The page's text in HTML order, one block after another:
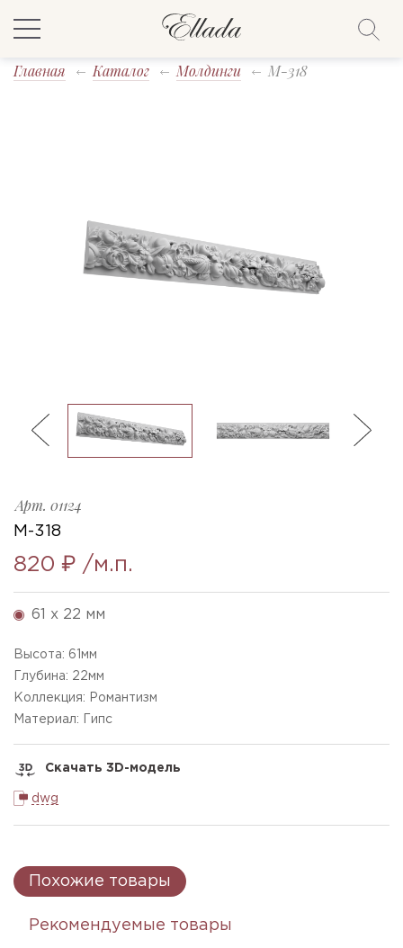
Главная Каталог Молдинги M-318
Арт. 01124
M-318
820 ₽ /м.п.
61 x 22 мм
Высота: 61 мм
Глубина: 22мм
Коллекция: Романтизм
Материал: Гипс
Скачать 3D-модель
dwg
Похожие товары
Рекомендуемые товары